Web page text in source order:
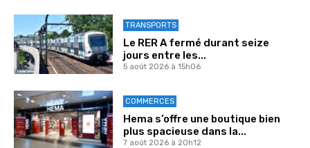
TRANSPORTS
Le RER A fermé durant seize
jours entre les...
5 août 2026 à 15h06
COMMERCES
Hema s’offre une boutique bien
plus spacieuse dans la...
7 août 2026 à 20h12